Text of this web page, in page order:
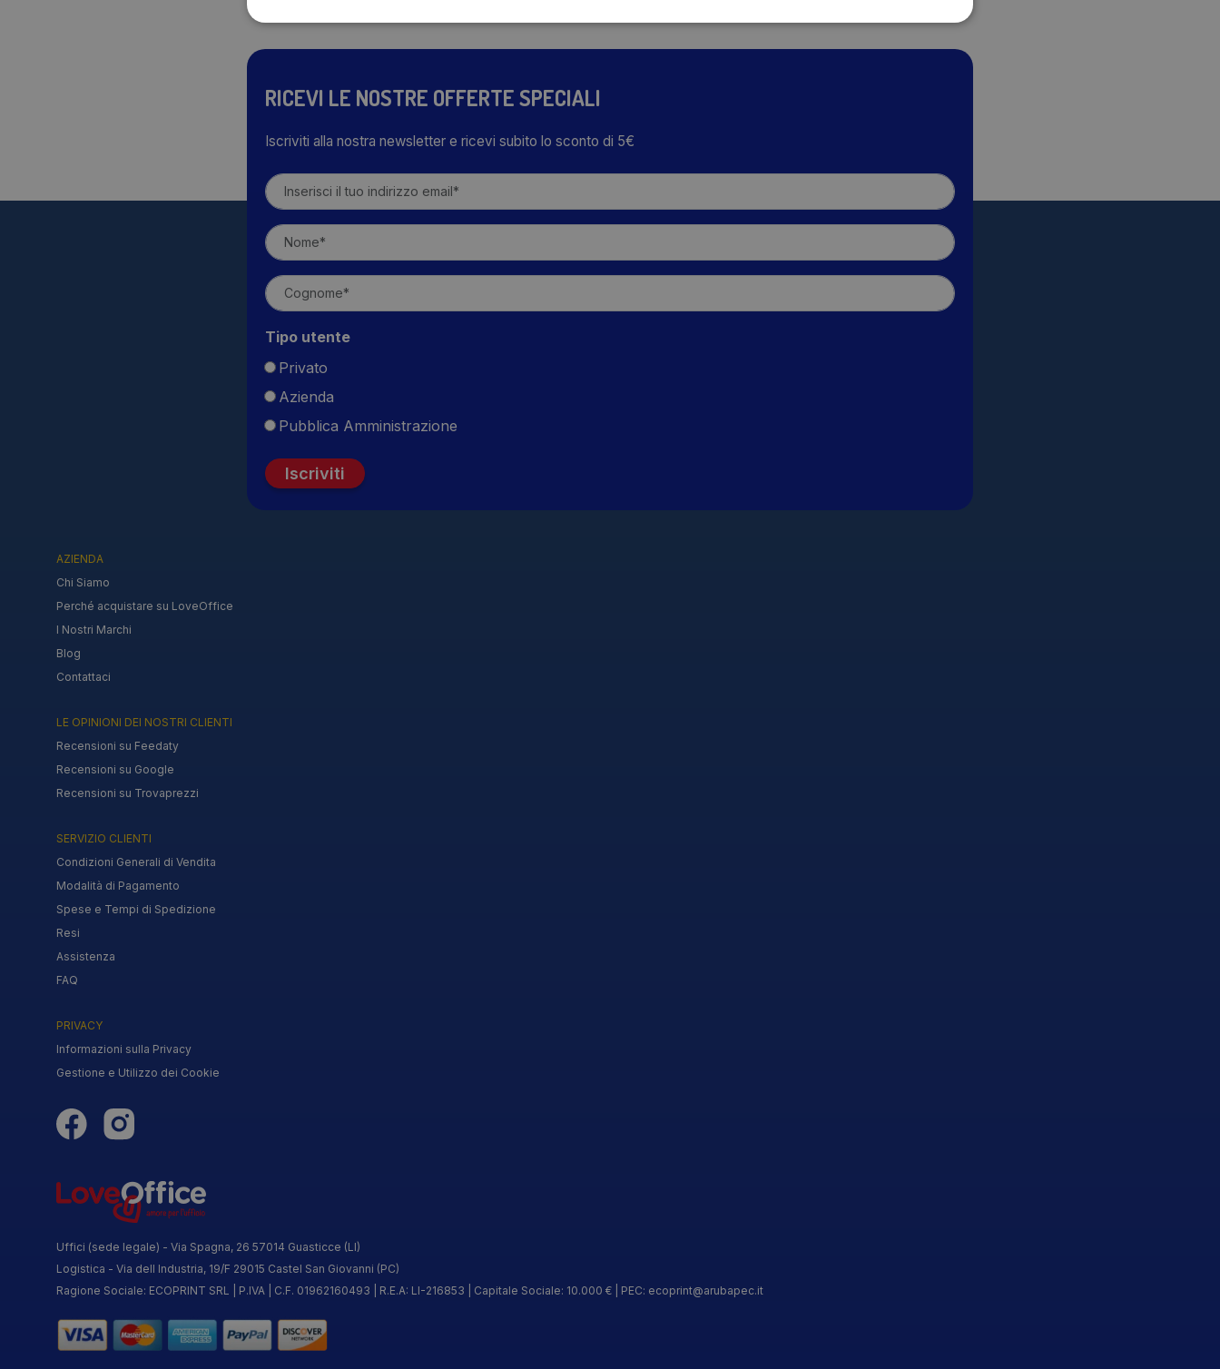
RICEVI LE NOSTRE OFFERTE SPECIALI
Iscriviti alla nostra newsletter e ricevi subito lo sconto di 5€
Tipo utente
Privato
Azienda
Pubblica Amministrazione
Iscriviti
AZIENDA
Chi Siamo
Perché acquistare su LoveOffice
I Nostri Marchi
Blog
Contattaci
LE OPINIONI DEI NOSTRI CLIENTI
Recensioni su Feedaty
Recensioni su Google
Recensioni su Trovaprezzi
SERVIZIO CLIENTI
Condizioni Generali di Vendita
Modalità di Pagamento
Spese e Tempi di Spedizione
Resi
Assistenza
FAQ
PRIVACY
Informazioni sulla Privacy
Gestione e Utilizzo dei Cookie
Uffici (sede legale) - Via Spagna, 26 57014 Guasticce (LI)
Logistica - Via dell Industria, 19/F 29015 Castel San Giovanni (PC)
Ragione Sociale: ECOPRINT SRL | P.IVA | C.F. 01962160493 | R.E.A: LI-216853 | Capitale Sociale: 10.000 € | PEC: ecoprint@arubapec.it